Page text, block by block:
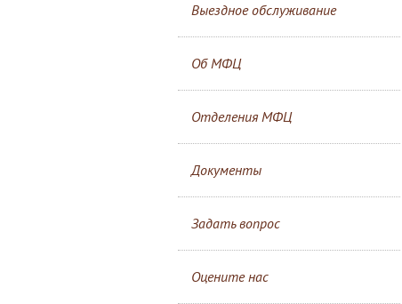
Выездное обслуживание
Об МФЦ
Отделения МФЦ
Документы
Задать вопрос
Оцените нас